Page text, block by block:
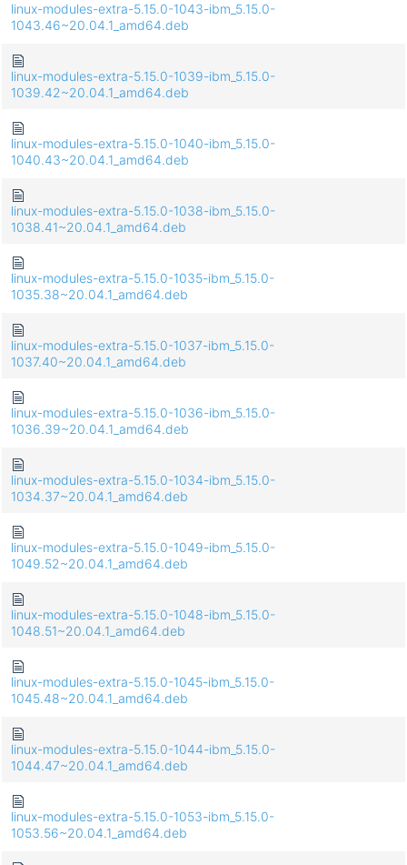
linux-modules-extra-5.15.0-1043-ibm_5.15.0-
1043.46~20.04.1_amd64.deb
linux-modules-extra-5.15.0-1039-ibm_5.15.0-
1039.42~20.04.1_amd64.deb
linux-modules-extra-5.15.0-1040-ibm_5.15.0-
1040.43~20.04.1_amd64.deb
linux-modules-extra-5.15.0-1038-ibm_5.15.0-
1038.41~20.04.1_amd64.deb
linux-modules-extra-5.15.0-1035-ibm_5.15.0-
1035.38~20.04.1_amd64.deb
linux-modules-extra-5.15.0-1037-ibm_5.15.0-
1037.40~20.04.1_amd64.deb
linux-modules-extra-5.15.0-1036-ibm_5.15.0-
1036.39~20.04.1_amd64.deb
linux-modules-extra-5.15.0-1034-ibm_5.15.0-
1034.37~20.04.1_amd64.deb
linux-modules-extra-5.15.0-1049-ibm_5.15.0-
1049.52~20.04.1_amd64.deb
linux-modules-extra-5.15.0-1048-ibm_5.15.0-
1048.51~20.04.1_amd64.deb
linux-modules-extra-5.15.0-1045-ibm_5.15.0-
1045.48~20.04.1_amd64.deb
linux-modules-extra-5.15.0-1044-ibm_5.15.0-
1044.47~20.04.1_amd64.deb
linux-modules-extra-5.15.0-1053-ibm_5.15.0-
1053.56~20.04.1_amd64.deb